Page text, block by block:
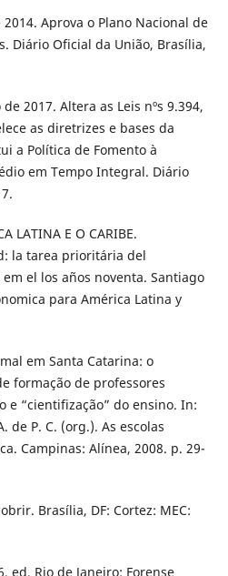
Aprova o Plano Nacional de
Diário Oficial da União, Brasília,
2017. Altera as Leis nºs 9.394,
as diretrizes e bases da
a Política de Fomento à
em Tempo Integral. Diário
LATINA E O CARIBE.
la tarea prioritária del
el los años noventa. Santiago
para América Latina y
em Santa Catarina: o
formação de professores
e “cientifização” do ensino. In:
de P. C. (org.). As escolas
Campinas: Alínea, 2008. p. 29-
Brasília, DF: Cortez: MEC:
ed. Rio de Janeiro: Forense